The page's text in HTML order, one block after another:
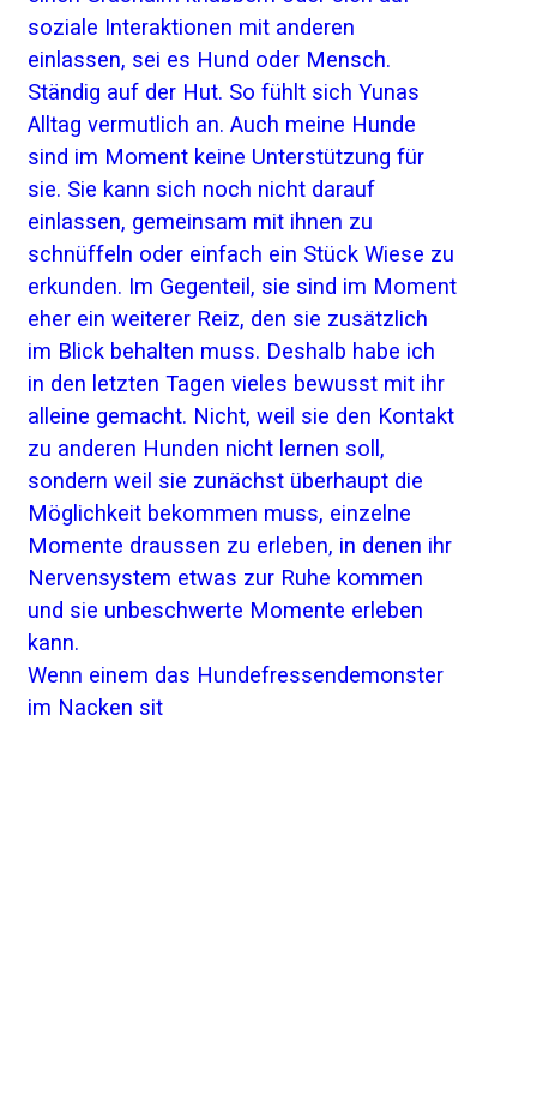
Wenn einem das Hundefressendemonster
im Nacken sit